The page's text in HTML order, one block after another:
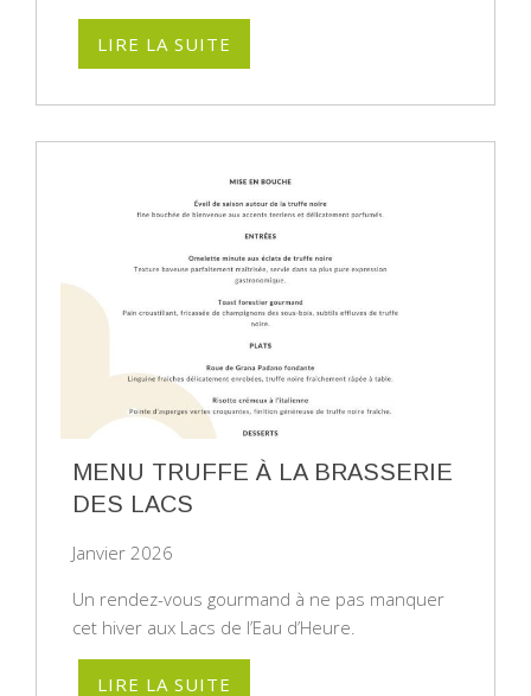
LIRE LA SUITE
MENU TRUFFE À LA BRASSERIE
DES LACS
Janvier 2026
Un rendez-vous gourmand à ne pas manquer
cet hiver aux Lacs de l’Eau d’Heure.
LIRE LA SUITE